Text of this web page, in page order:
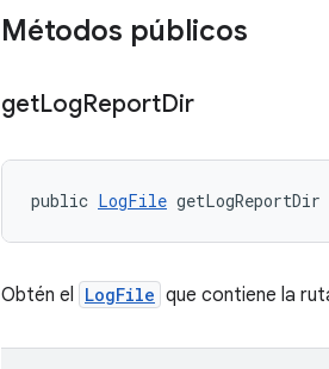
Métodos públicos
getLogReportDir
public LogFile
Obtén el LogFile que contiene la